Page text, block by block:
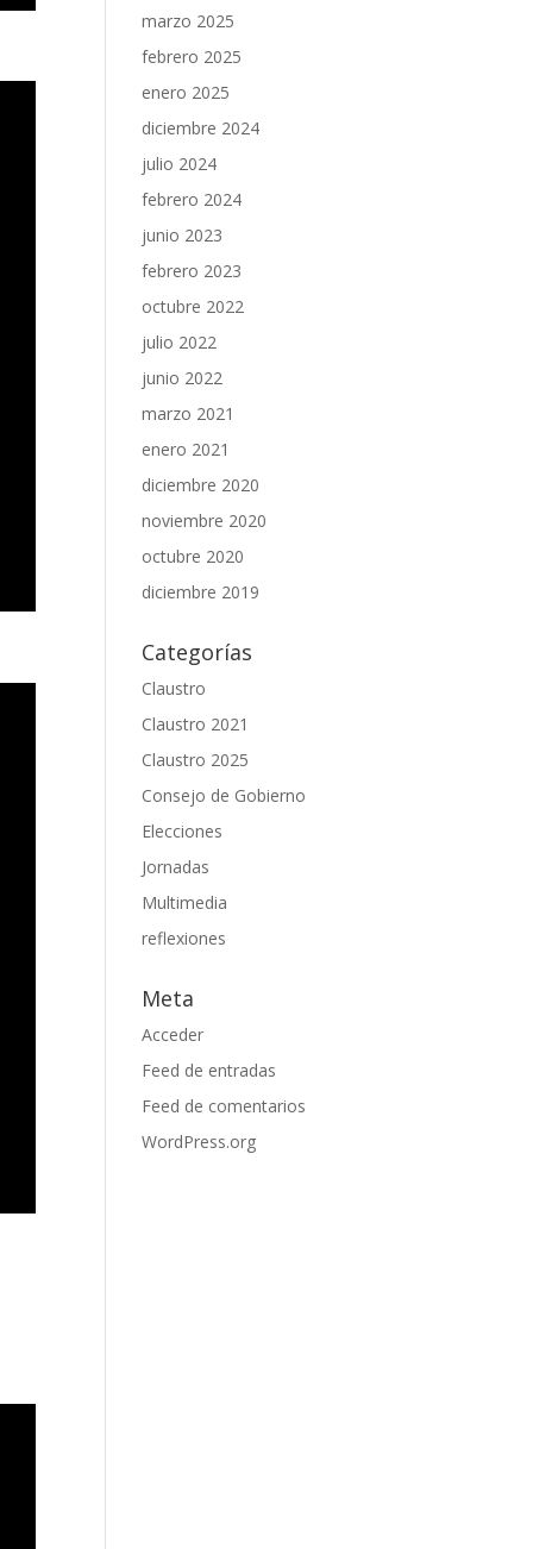
marzo 2025
febrero 2025
enero 2025
diciembre 2024
julio 2024
febrero 2024
junio 2023
febrero 2023
octubre 2022
julio 2022
junio 2022
marzo 2021
enero 2021
diciembre 2020
noviembre 2020
octubre 2020
diciembre 2019
Categorías
Claustro
Claustro 2021
Claustro 2025
Consejo de Gobierno
Elecciones
Jornadas
Multimedia
reflexiones
Meta
Acceder
Feed de entradas
Feed de comentarios
WordPress.org